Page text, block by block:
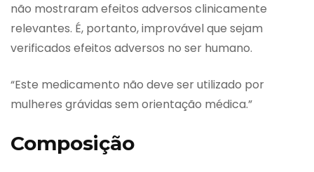
não mostraram efeitos adversos clinicamente
relevantes. É, portanto, improvável que sejam
verificados efeitos adversos no ser humano.
“Este medicamento não deve ser utilizado por
mulheres grávidas sem orientação médica.”
Composição